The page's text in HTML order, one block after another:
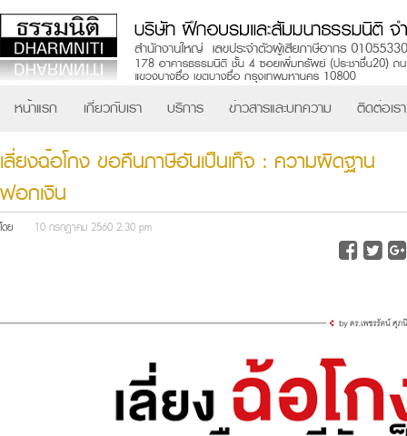
หน้าแรก เกี่ยวกับเรา บริการ ข่าวสารและบทความ ติดต่อเรา
เลี่ยงฉ้อโกง ขอคืนภาษีอันเป็นเท็จ : ความผิดฐาน
ฟอกเงิน
โดย 10 กรกฎาคม 2560 2:30 pm